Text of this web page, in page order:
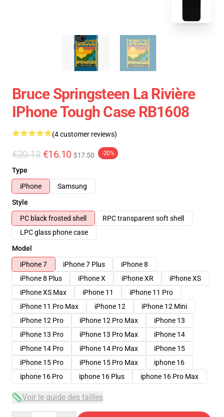
Bruce Springsteen La Rivière
IPhone Tough Case RB1608
(4 customer reviews)
€20.13 €16.10 $17.50 -20%
Type
iPhone
Samsung
Style
PC black frosted shell
RPC transparent soft shell
LPC glass phone case
Model
iPhone 7
iPhone 7 Plus
iPhone 8
iPhone 8 Plus
iPhone X iPhone XR
iPhone XS
iPhone XS Max
iPhone 11
iPhone 11 Pro
iPhone 11 Pro Max
iPhone 12
iPhone 12 Mini
iPhone 12 Pro
iPhone 12 Pro Max
iPhone 13
iPhone 13 Pro
iPhone 13 Pro Max
iPhone 14
iPhone 14 Pro
iPhone 14 Pro Max
iPhone 15
iPhone 15 Pro
iPhone 15 Pro Max
iphone 16
iphone 16 Pro
iphone 16 Plus iphone 16 Pro Max
Voir le guide des tailles